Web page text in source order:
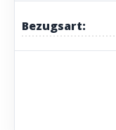
Bezugsart: